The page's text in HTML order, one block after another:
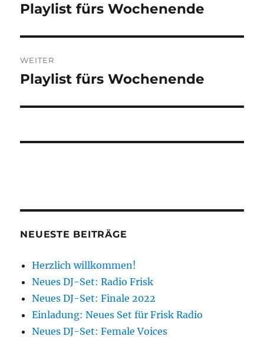
Vorheriger
Playlist fürs Wochenende
WEITER
Nächster
Playlist fürs Wochenende
NEUESTE BEITRÄGE
Herzlich willkommen!
Neues DJ-Set: Radio Frisk
Neues DJ-Set: Finale 2022
Einladung: Neues Set für Frisk Radio
Neues DJ-Set: Female Voices